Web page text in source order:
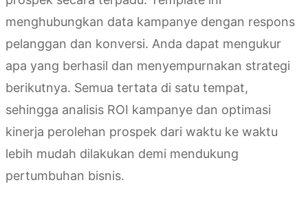
menghubungkan data kampanye dengan respons
pelanggan dan konversi. Anda dapat mengukur
apa yang berhasil dan menyempurnakan strategi
berikutnya. Semua tertata di satu tempat,
sehingga analisis ROI kampanye dan optimasi
kinerja perolehan prospek dari waktu ke waktu
lebih mudah dilakukan demi mendukung
pertumbuhan bisnis.